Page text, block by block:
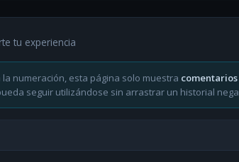
tu experiencia
numeración, esta página solo muestra
seguir utilizándose sin arrastrar un historial